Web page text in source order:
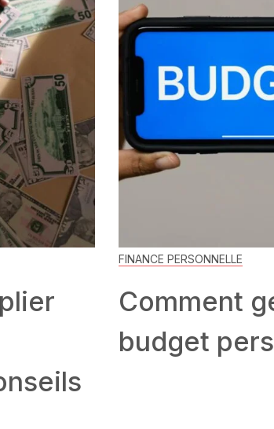
FINANCE PERSONNELLE
Comment
budget